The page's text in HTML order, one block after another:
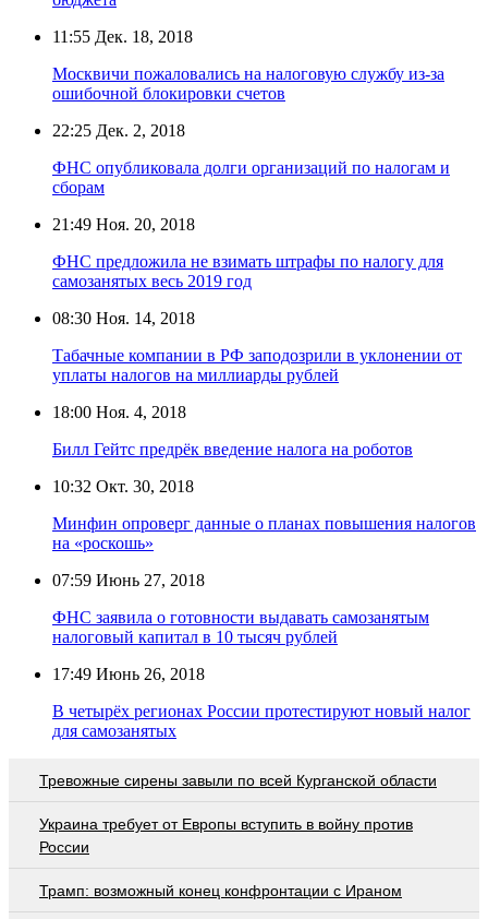
11:55 Дек. 18, 2018
Москвичи пожаловались на налоговую службу из-за
ошибочной блокировки счетов
22:25 Дек. 2, 2018
ФНС опубликовала долги организаций по налогам и
сборам
21:49 Ноя. 20, 2018
ФНС предложила не взимать штрафы по налогу для
самозанятых весь 2019 год
08:30 Ноя. 14, 2018
Табачные компании в РФ заподозрили в уклонении от
уплаты налогов на миллиарды рублей
18:00 Ноя. 4, 2018
Билл Гейтс предрёк введение налога на роботов
10:32 Окт. 30, 2018
Минфин опроверг данные о планах повышения налогов
на «роскошь»
07:59 Июнь 27, 2018
ФНС заявила о готовности выдавать самозанятым
налоговый капитал в 10 тысяч рублей
17:49 Июнь 26, 2018
В четырёх регионах России протестируют новый налог
для самозанятых
Тревожные сирены завыли по всей Курганской области
Украина требует от Европы вступить в войну против
России
Трамп: возможный конец конфронтации с Ираном